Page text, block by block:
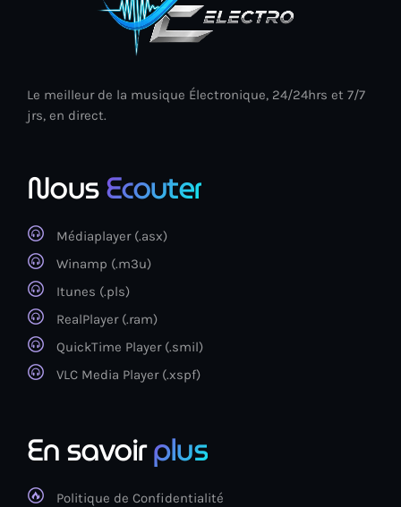
Le meilleur de la musique Électronique, 24/24hrs et 7/7
jrs, en direct.
NousEcouter
Médiaplayer (.asx)
Winamp (.m3u)
Itunes (.pls)
RealPlayer (.ram)
QuickTime Player (.smil)
VLC Media Player (.xspf)
En savoirplus
Politique de Confidentialité